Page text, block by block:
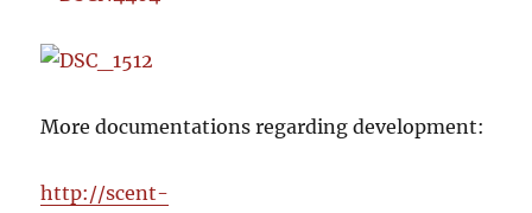
More documentations regarding development:
http://scent-